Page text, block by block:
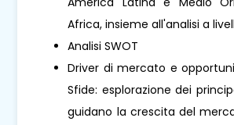
Africa, insieme all'analisi a
Analisi SWOT
Driver di mercato e
Sfide: esplorazione dei
guidano la crescita del